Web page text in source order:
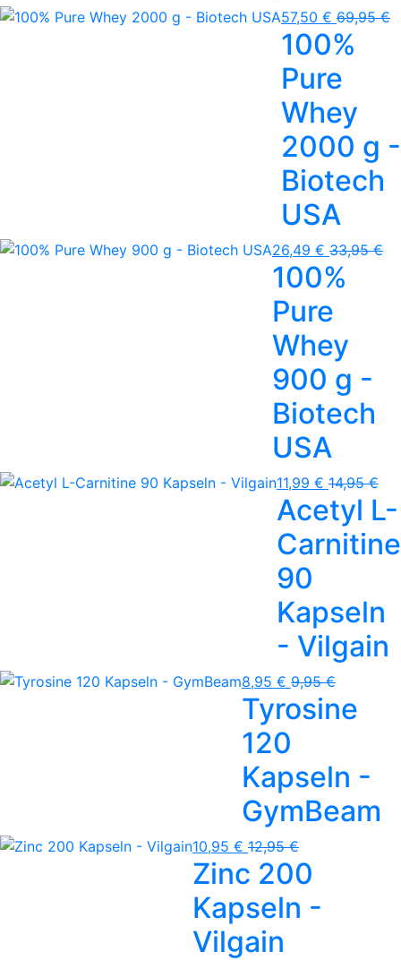
57,50 € 69,95 €
100%
Pure
Whey
2000 g -
Biotech
USA
26,49 € 33,95 €
100%
Pure
Whey
900 g -
Biotech
USA
11,99 € 14,95 €
Acetyl L-
Carnitine
90
Kapseln
- Vilgain
8,95 € 9,95 €
Tyrosine
120
Kapseln -
GymBeam
10,95 € 12,95 €
Zinc 200
Kapseln -
Vilgain